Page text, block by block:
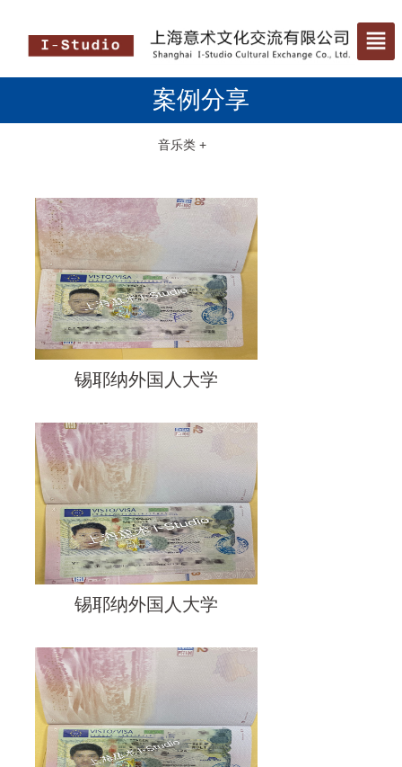
案例分享
音乐类 +
私立签 +
语言签 +
综合类大学 +
锡耶纳外国人大学
锡耶纳外国人大学